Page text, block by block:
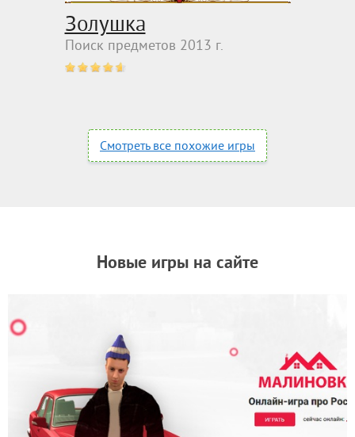
Золушка
Поиск предметов 2013 г.
Смотреть все похожие игры
Новые игры на сайте